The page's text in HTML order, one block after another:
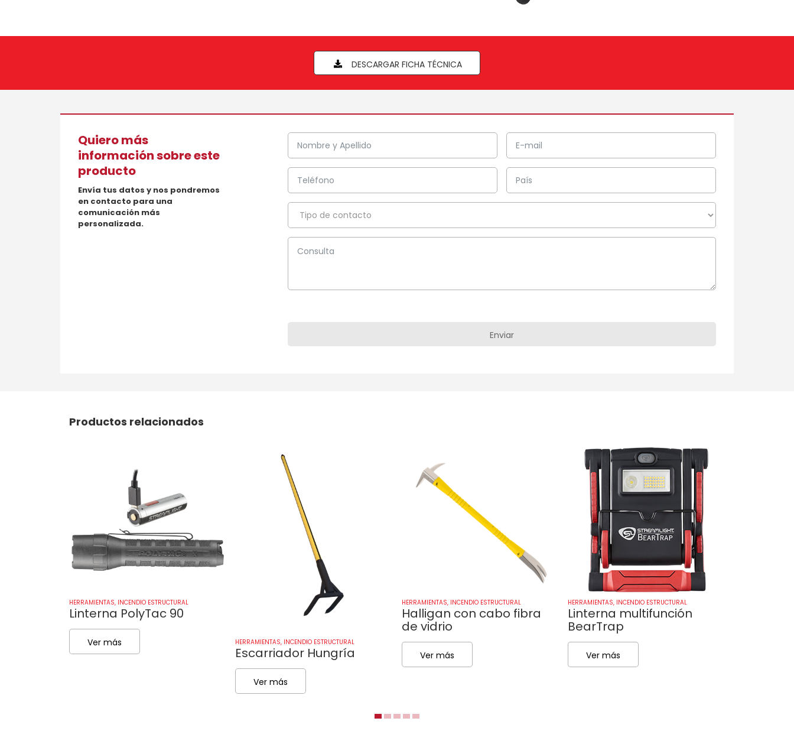
DESCARGAR FICHA TÉCNICA
Quiero más
información sobre este
producto
Envía tus datos y nos pondremos
en contacto para una
comunicación más
personalizada.
Productos relacionados
HERRAMIENTAS, INCENDIO ESTRUCTURAL
Linterna PolyTac 90
Ver más HERRAMIENTAS, INCENDIO ESTRUCTURAL
Escarriador Hungría
Ver más
HERRAMIENTAS, INCENDIO ESTRUCTURAL
Halligan con cabo fibra
de vidrio
Ver más
HERRAMIENTAS, INCENDIO ESTRUCTURAL
Linterna multifunción
BearTrap
Ver más